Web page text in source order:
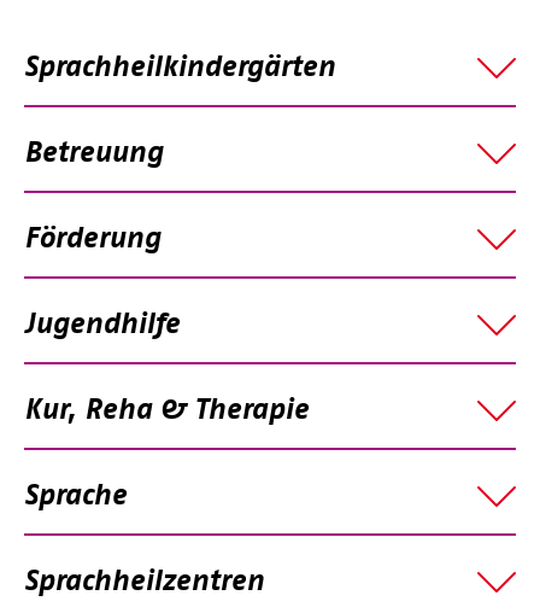
Sprachheilkindergärten
Betreuung
Förderung
Jugendhilfe
Kur, Reha & Therapie
Sprache
Sprachheilzentren